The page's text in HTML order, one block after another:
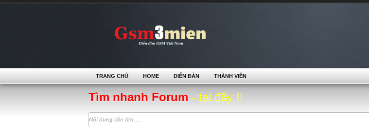
Tìm nhanh Forum - tại đây !!
TRANG CHỦ HOME DIỄN ĐÀN THÀNH VIÊN